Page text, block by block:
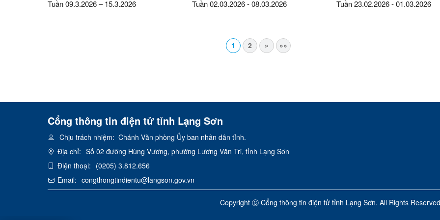
Tuần 09.3.2026 – 15.3.2026 Tuần 02.03.2026 - 08.03.2026 Tuần 23.02.2026 - 01.03.2026
1 2 » »»
Cổng thông tin điện tử tỉnh Lạng Sơn
Chịu trách nhiệm: Chánh Văn phòng Ủy ban nhân dân tỉnh.
Địa chỉ: Số 02 đường Hùng Vương, phường Lương Văn Tri, tỉnh Lạng Sơn
Điện thoại: (0205) 3.812.656
Email: congthongtindientu@langson.gov.vn
Copyright Ⓒ Cổng thông tin điện tử tỉnh Lạng Sơn. All Rights Reserved